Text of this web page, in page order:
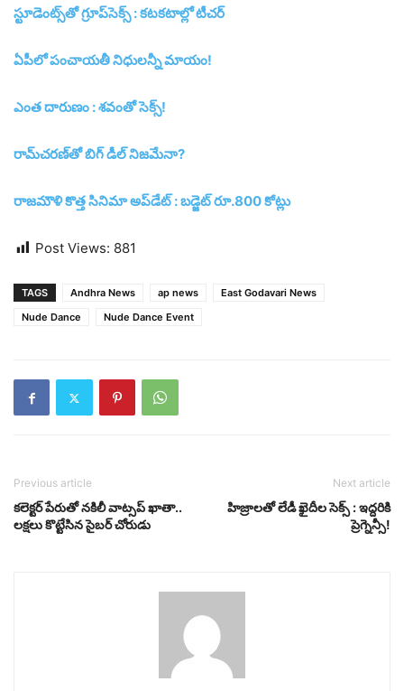
స్టూడెంట్స్‌తో గ్రూప్‌సెక్స్ : క‌ట‌క‌టాల్లో టీచ‌ర్‌
ఏపీలో పంచాయతీ నిధులన్నీ మాయం!
ఎంత దారుణం : శవంతో సెక్స్‌!
రామ్‌చరణ్‌తో బిగ్‌ డీల్‌ నిజమేనా?
రాజమౌళి కొత్త సినిమా అప్‌డేట్‌ : బడ్జెట్‌ రూ.800 కోట్లు
Post Views: 881
TAGS Andhra News ap news
East Godavari News
Nude Dance
Nude Dance Event
Previous article
కలెక్టర్‌ పేరుతో నకిలీ వాట్సప్‌ ఖాతా..
లక్షలు కొట్టేసిన సైబర్‌ చోరుడు
Next article
హిజ్రాలతో లేడీ ఖైదీల సెక్స్‌ : ఇద్దరికి
ప్రెగ్నెన్సీ!